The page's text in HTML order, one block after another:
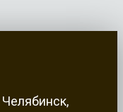
Челябинск,